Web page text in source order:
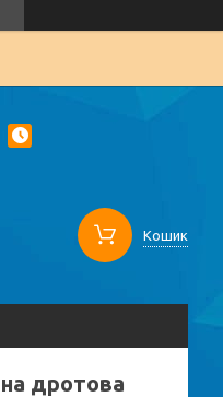
Кошик
дротова